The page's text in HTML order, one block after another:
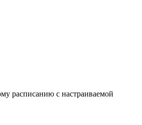
расписанию с настраиваемой